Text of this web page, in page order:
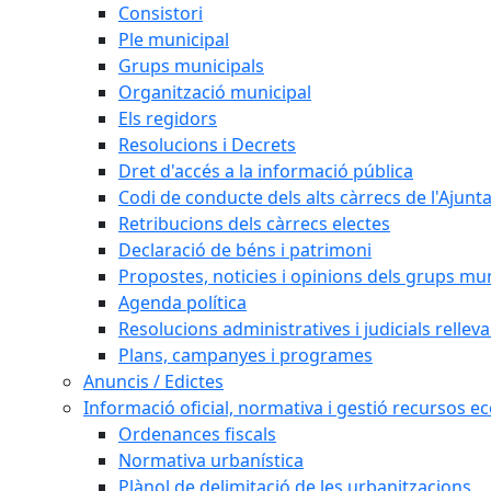
Consistori
Ple municipal
Grups municipals
Organització municipal
Els regidors
Resolucions i Decrets
Dret d'accés a la informació pública
Codi de conducte dels alts càrrecs de
Retribucions dels càrrecs electes
Declaració de béns i patrimoni
Propostes, noticies i opinions dels grups
Agenda política
Resolucions administratives i judicials
Plans, campanyes i programes
Anuncis / Edictes
Informació oficial, normativa i gestió recursos
Ordenances fiscals
Normativa urbanística